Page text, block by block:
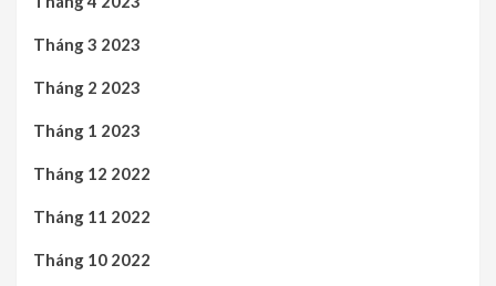
Tháng 3 2023
Tháng 2 2023
Tháng 1 2023
Tháng 12 2022
Tháng 11 2022
Tháng 10 2022